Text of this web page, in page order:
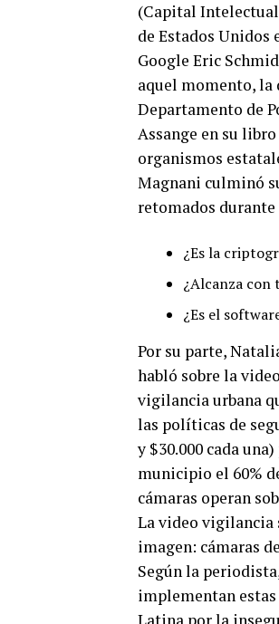
(Capital
de Estados Unidos
Google Eric
aquel momento, la
Departamento de
Assange en su
organismos
Magnani culminó
retomados
¿Es la
¿Alcanza con
¿Es el
Por su parte,
habló sobre la
vigilancia urbana
las políticas de
y $30.000 cada
municipio el 60%
cámaras operan
La video vigilancia
imagen: cámaras
Según la
implementan